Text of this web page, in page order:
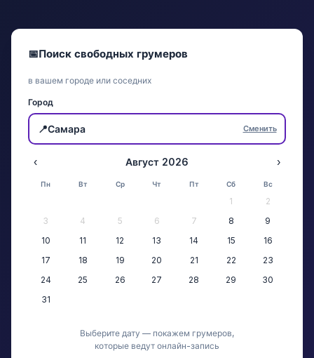
📅Поиск свободных грумеров
в вашем городе или соседних
Город
📍Самара Сменить
‹ Август 2026 ›
Пн Вт Ср Чт Пт Сб Вс
1
2
3
4 5 6 7 8
9
10
11 12 13 14 15
16
17
18 19 20 21 22
23
24
25 26 27 28 29
30
31
Выберите дату — покажем грумеров,
которые ведут онлайн-запись